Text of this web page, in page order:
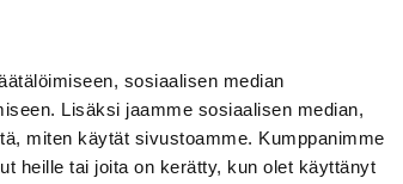
sosiaalisen median
Lisäksi jaamme sosiaalisen median,
miten käytät sivustoamme. Kumppanimme
heille tai joita on kerätty, kun olet käyttänyt